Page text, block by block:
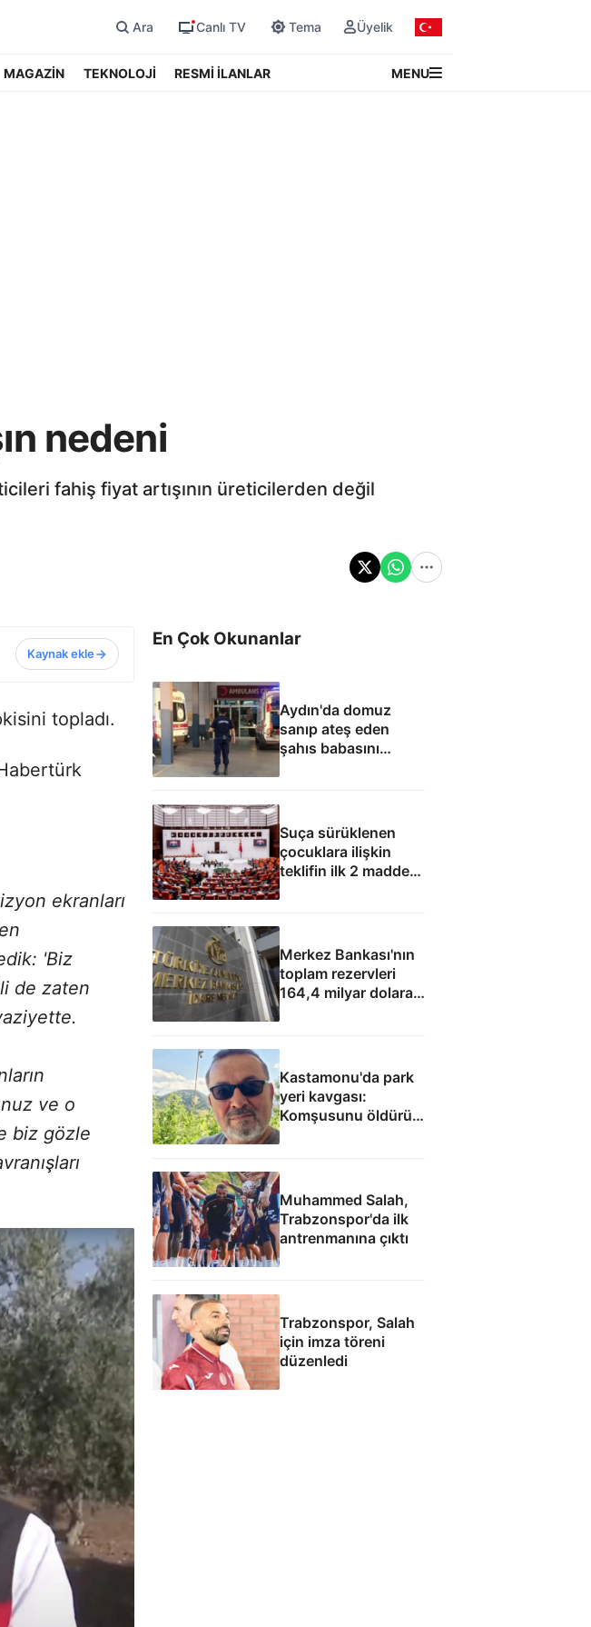
Ara Canlı TV Tema Üyelik
MAGAZİN TEKNOLOJİ RESMİ İLANLAR MENU
nedeni
fahiş fiyat artışının üreticilerden değil
Kaynak ekle
topladı.
ekranları
'Biz
de zaten
ve o
biz gözle
En Çok Okunanlar
Aydın'da domuz
sanıp ateş eden
şahıs babasını
Suça sürüklenen
çocuklara ilişkin
teklifin ilk 2 maddesi
kabul edildi
Merkez Bankası'nın
toplam rezervleri
164,4 milyar dolara
yükseldi
Kastamonu'da park
yeri kavgası:
Komşusunu öldürüp
evini ve aracını ateşe
Muhammed Salah,
Trabzonspor'da ilk
antrenmanına çıktı
Trabzonspor, Salah
için imza töreni
düzenledi